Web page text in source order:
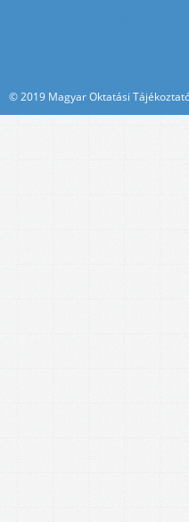
© 2019 Magyar Oktatási